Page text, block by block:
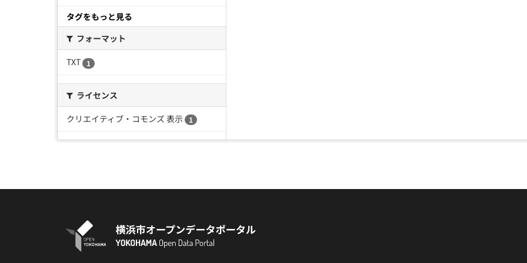
タグをもっと見る
フォーマット
TXT
1
ライセンス
クリエイティブ・コモンズ 表示
1